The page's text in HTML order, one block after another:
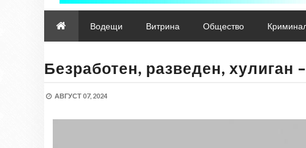
Водещи Витрина Общество
Безработен, разведен,
АВГУСТ 07, 2024